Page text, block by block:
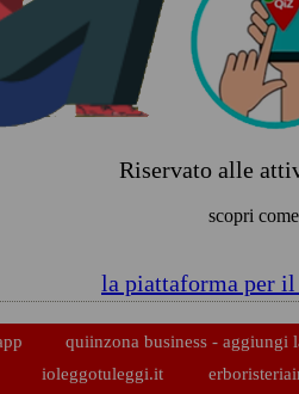
Riservato alle
scopri
la piattaforma per
quiinzona business - aggiungi
ioleggotuleggi.it